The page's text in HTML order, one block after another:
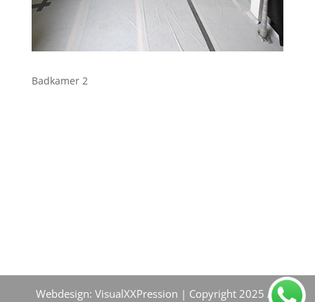
Badkamer 2
Webdesign: VisualXXPression | Copyright 2025 All